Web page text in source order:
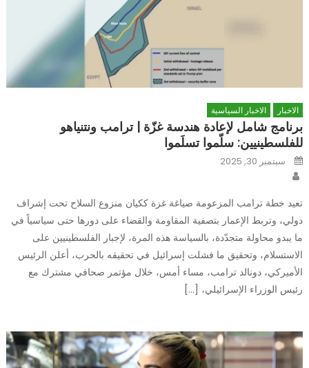
الاخبار الاخبار السياسية
برنامج شامل لإعادة هندسة غزّة | ترامب ونتنياهو
للفلسطينيين: سلّموا تسلَموا
Posted
onسبتمبر 30, 2025
تعيد خطة ترامب المزعومة صياغة غزة ككيان منزوع السلاح تحت إشراف
دولي، وتربط الإعمار بتصفية المقاومة والقضاء على دورها حتى سياسياً في
ما يبدو محاولة متجدّدة، بالسياسة هذه المرة، لإجبار الفلسطينيين على
الاستسلام، وتحقيق ما فشلت إسرائيل في تحقيقه بالحرب، أعلن الرئيس
الأميركي، دونالد ترامب، مساء أمس، خلال مؤتمر صحافي مشترك مع
رئيس الوزراء الإسرائيلي، […]